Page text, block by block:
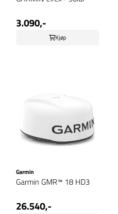
3.090,-
Kjøp
Garmin
Garmin GMR™ 18 HD3
26.540,-